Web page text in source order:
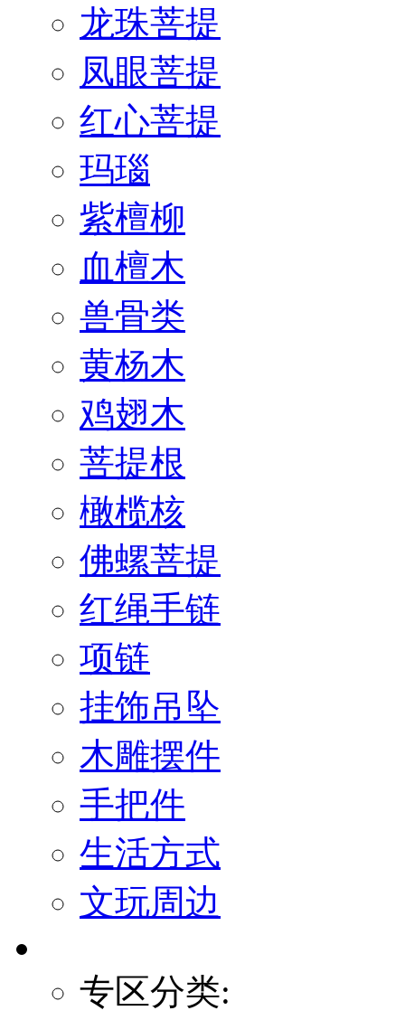
龙珠菩提
凤眼菩提
红心菩提
玛瑙
紫檀柳
血檀木
兽骨类
黄杨木
鸡翅木
菩提根
橄榄核
佛螺菩提
红绳手链
项链
挂饰吊坠
木雕摆件
手把件
生活方式
文玩周边
专区分类: